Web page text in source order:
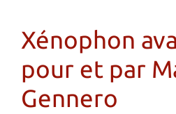
Xénophon
pour et par
Gennero